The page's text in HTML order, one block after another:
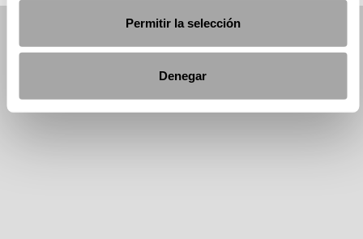
Permitir la selección
Denegar